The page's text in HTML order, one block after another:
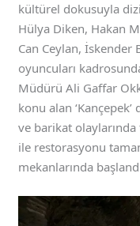
kültürel dokusuyla dizi
Hülya Diken, Hakan
Can Ceylan, İskender
oyuncuları
Müdürü Ali Gaffar
konu alan
ve barikat
ile restorasyonu
mekanlarında